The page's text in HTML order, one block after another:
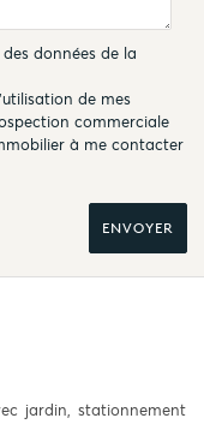
donnéesde la
de mes
commerciale
à me contacter
jardin, stationnement